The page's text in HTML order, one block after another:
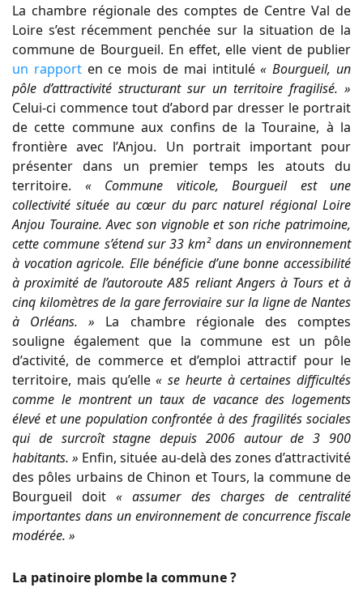
La chambre régionale des comptes de Centre Val de
Loire s’est récemment penchée sur la situation de la
commune de Bourgueil. En effet, elle vient de publier
un rapporten ce mois de mai intitulé« Bourgueil, un
pôle d’attractivité structurant sur un territoire fragilisé. »
Celui-ci commence tout d’abord par dresser le portrait
de cette commune aux confins de la Touraine, à la
frontière avec l’Anjou. Un portrait important pour
présenter dans un premier temps les atouts du
territoire. « Commune viticole, Bourgueil est une
collectivité située au cœur du parc naturel régional Loire
Anjou Touraine. Avec son vignoble et son riche patrimoine,
cette commune s’étend sur 33 km² dans un environnement
à vocation agricole. Elle bénéficie d’une bonne accessibilité
à proximité de l’autoroute A85 reliant Angers à Tours et à
cinq kilomètres de la gare ferroviaire sur la ligne de Nantes
à Orléans. » La chambre régionale des comptes
souligne également que la commune est un pôle
d’activité, de commerce et d’emploi attractif pour le
territoire, mais qu’elle« se heurte à certaines difficultés
comme le montrent un taux de vacance des logements
élevé et une population confrontée à des fragilités sociales
qui de surcroît stagne depuis 2006 autour de 3 900
habitants. » Enfin, située au-delà des zones d’attractivité
des pôles urbains de Chinon et Tours, la commune de
Bourgueil doit« assumer des charges de centralité
importantes dans un environnement de concurrence fiscale
modérée. »
La patinoire plombe la commune ?